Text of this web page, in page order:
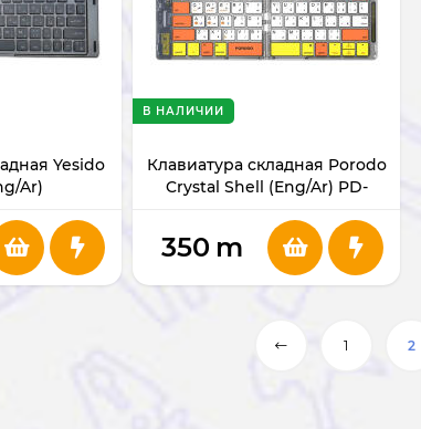
Yesido
Ar)
Клавиатура складная Porodo
Crystal Shell (Eng/Ar) PD-
В НАЛИЧИИ
350 m
1 2